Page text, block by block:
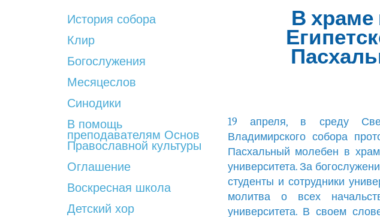
История собора
Клир
Богослужения
Месяцеслов
Синодики
В помощь
преподавателям Основ
Православной культуры
Оглашение
Воскресная школа
Детский хор
В храме
19 апреля, в среду
Владимирского собора
Пасхальный молебен в
университета. За
студенты и сотрудники
молитва о всех
университета. В своем